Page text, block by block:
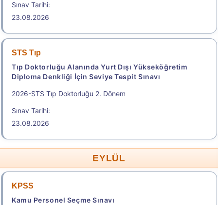
Sınav Tarihi:
23.08.2026
STS Tıp
Tıp Doktorluğu Alanında Yurt Dışı Yükseköğretim
Diploma Denkliği İçin Seviye Tespit Sınavı
2026-STS Tıp Doktorluğu 2. Dönem
Sınav Tarihi:
23.08.2026
EYLÜL
KPSS
Kamu Personel Seçme Sınavı